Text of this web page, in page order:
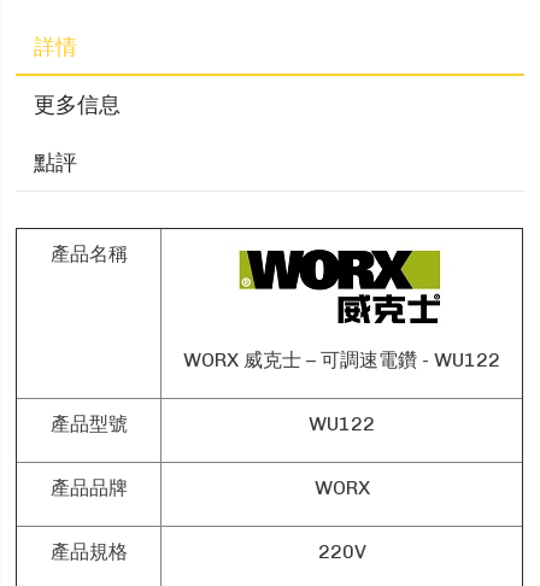
詳情
更多信息
點評
產品名稱
WORX 威克士 – 可調速電鑽 - WU122
產品型號 WU122
產品品牌 WORX
產品規格 220V